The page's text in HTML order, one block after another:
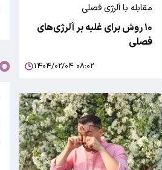
مقابله با آلرژی فصلی
۱۰ روش برای غلبه بر آلرژی‌های
فصلی
۱۴۰۴/۰۲/۰۴ ۰۸:۰۲